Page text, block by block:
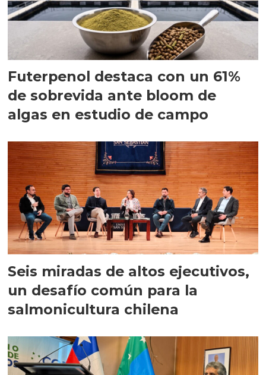
Futerpenol destaca con un 61%
de sobrevida ante bloom de
algas en estudio de campo
Seis miradas de altos ejecutivos,
un desafío común para la
salmonicultura chilena